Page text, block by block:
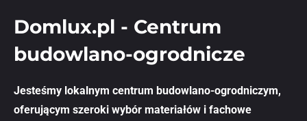
Domlux.pl - Centrum
budowlano-ogrodnicze
Jesteśmy lokalnym centrum budowlano-ogrodniczym,
oferującym szeroki wybór materiałów i fachowe